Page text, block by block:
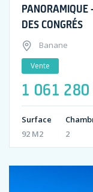
PANORAMIQUE
DES CONGRÉS
Banane
Vente
1 061 280
Surface
92 M2
2